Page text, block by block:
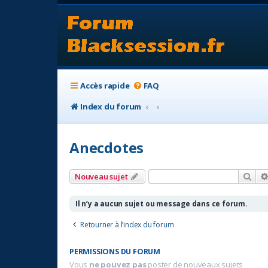
Accès rapide FAQ
Index du forum
Anecdotes
Nouveau sujet
Il n’y a aucun sujet ou message dans ce forum.
Retourner à l’index du forum
PERMISSIONS DU FORUM
Vous ne pouvez pasposter de nouveaux sujets